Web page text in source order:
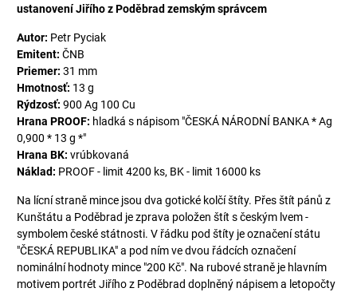
ustanovení Jiřího z Poděbrad zemským správcem
Autor: Petr Pyciak
Emitent: ČNB
Priemer: 31 mm
Hmotnosť: 13 g
Rýdzosť: 900 Ag 100 Cu
Hrana PROOF: hladká s nápisom "ČESKÁ NÁRODNÍ BANKA * Ag
0,900 * 13 g *"
Hrana BK: vrúbkovaná
Náklad: PROOF - limit 4200 ks, BK - limit 16000 ks
Na lícní straně mince jsou dva gotické kolčí štíty. Přes štít pánů z
Kunštátu a Poděbrad je zprava položen štít s českým lvem -
symbolem české státnosti. V řádku pod štíty je označení státu
"ČESKÁ REPUBLIKA" a pod ním ve dvou řádcích označení
nominální hodnoty mince "200 Kč". Na rubové straně je hlavním
motivem portrét Jiřího z Poděbrad doplněný nápisem a letopočty